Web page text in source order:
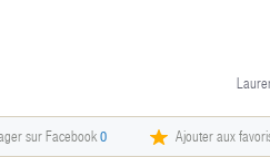
sur Facebook0 Ajouter aux